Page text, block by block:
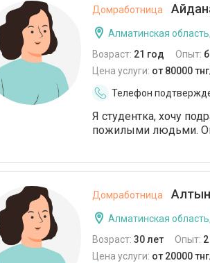
Домработница
Алматинская
Возраст: 21 год Опыт:
Цена услуги: от 80000
Телефон
Я студентка, хочу
пожилыми людьми.
Домработница
Алматинская
Возраст: 30 лет Опыт:
Цена услуги: от 20000